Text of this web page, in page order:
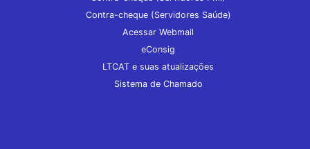
Contra-cheque (Servidores Saúde)
Acessar Webmail
eConsig
LTCAT e suas atualizações
Sistema de Chamado